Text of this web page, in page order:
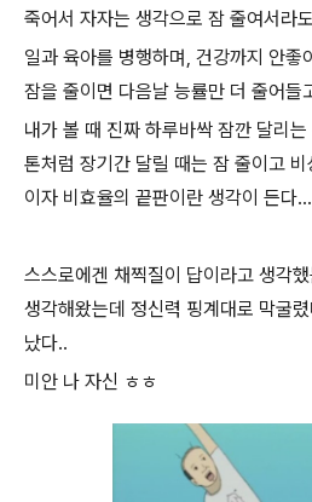
죽어서 자자는 생각으로 잠 줄여서라
일과 육아를 병행하며, 건강까지 안좋
잠을 줄이면 다음날 능률만 더 줄어들
내가 볼 때 진짜 하루바싹 잠깐 달리
톤처럼 장기간 달릴 때는 잠 줄이고
이자 비효율의 끝판이란 생각이 든다...
스스로에겐 채찍질이 답이라고 생각
생각해왔는데 정신력 핑계대로 막굴
났다..
미안 나 자신 ㅎㅎ